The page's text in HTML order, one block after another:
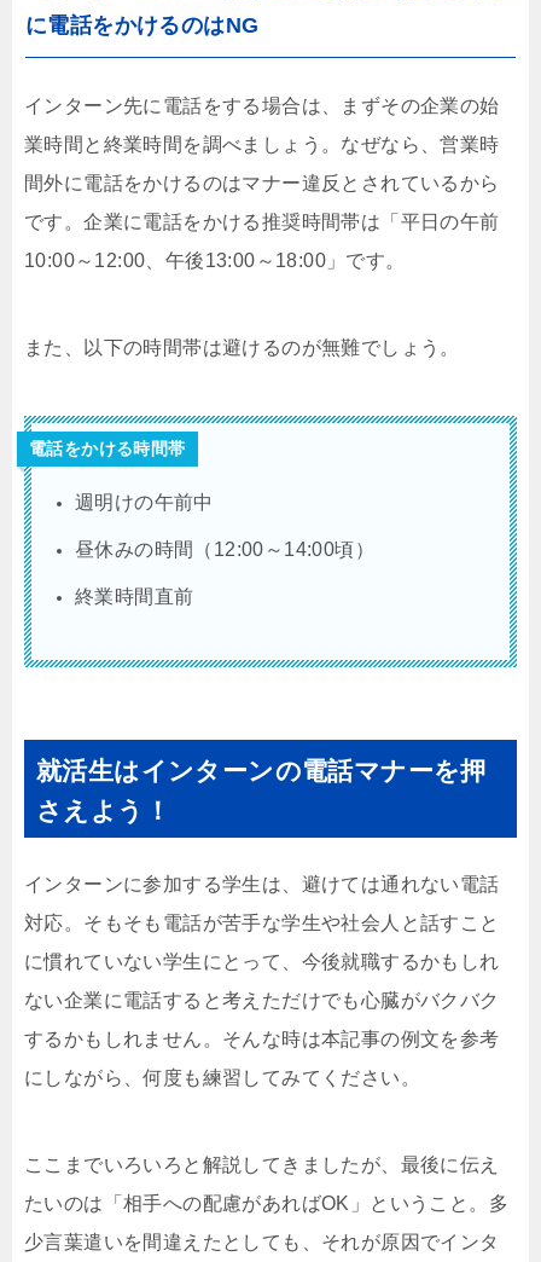
に電話をかけるのはNG
インターン先に電話をする場合は、まずその企業の始
業時間と終業時間を調べましょう。なぜなら、営業時
間外に電話をかけるのはマナー違反とされているから
です。企業に電話をかける推奨時間帯は「平日の午前
10:00～12:00、午後13:00～18:00」です。
また、以下の時間帯は避けるのが無難でしょう。
電話をかける時間帯
週明けの午前中
昼休みの時間（12:00～14:00頃）
終業時間直前
就活生はインターンの電話マナーを押
さえよう！
インターンに参加する学生は、避けては通れない電話
対応。そもそも電話が苦手な学生や社会人と話すこと
に慣れていない学生にとって、今後就職するかもしれ
ない企業に電話すると考えただけでも心臓がバクバク
するかもしれません。そんな時は本記事の例文を参考
にしながら、何度も練習してみてください。
ここまでいろいろと解説してきましたが、最後に伝え
たいのは「相手への配慮があればOK」ということ。多
少言葉遣いを間違えたとしても、それが原因でインタ